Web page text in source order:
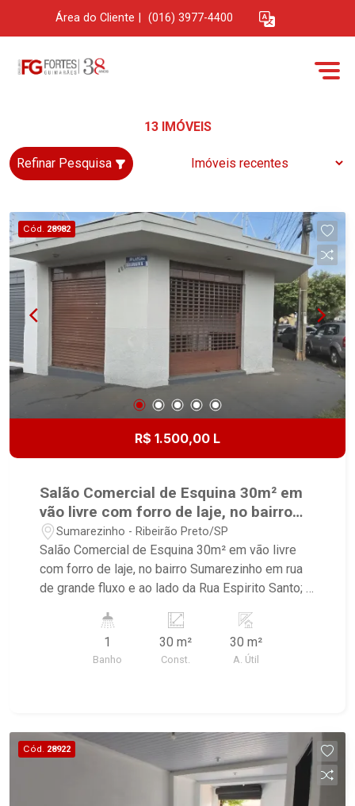
Área do Cliente (016) 3977-4400
13 IMÓVEIS
Refinar Pesquisa
Cód. 28982
R$ 1.500,00 L
Salão Comercial de Esquina 30m² em
vão livre com forro de laje, no bairro
Sumarezinho em rua de grande fluxo e
ao lado da Rua Espirito Santo;
Sumarezinho - Ribeirão Preto/SP
Salão Comercial de Esquina 30m² em vão livre
com forro de laje, no bairro Sumarezinho em rua
de grande fluxo e ao lado da Rua Espirito Santo; -
pintura grafite - Forro de laje - 2 Portas de aço
modelo comercial de enrolar - Banheiro
1
Banho
30 m²
Const.
30 m²
A. Útil
Cód. 28922